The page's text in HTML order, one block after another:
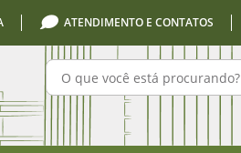
ATENDIMENTO E CONTATOS
Pesquisar no portal